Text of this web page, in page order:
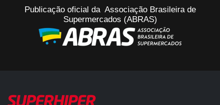
Publicação oficial da Associação Brasileira de
Supermercados (ABRAS)